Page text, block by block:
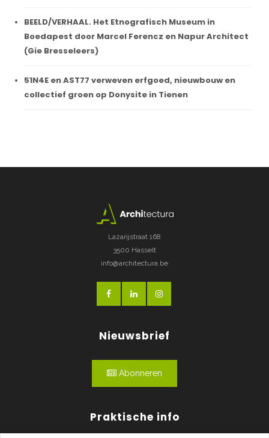
BEELD/VERHAAL. Het Etnografisch Museum in
Boedapest door Marcel Ferencz en Napur Architect
(Gie Bresseleers)
51N4E en AST77 verweven erfgoed, nieuwbouw en
collectief groen op Donysite in Tienen
Lazarijstraat 168
3500 Hasselt
info@architectura.be
Nieuwsbrief
Abonneren
Praktische info